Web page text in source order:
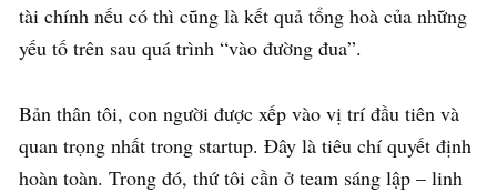
tài chính nếu có thì cũng là kết quả tổng hoà của những
yếu tố trên sau quá trình “vào đường đua”.
Bản thân tôi, con người được xếp vào vị trí đầu tiên và
quan trọng nhất trong startup. Đây là tiêu chí quyết định
hoàn toàn. Trong đó, thứ tôi cần ở team sáng lập – linh